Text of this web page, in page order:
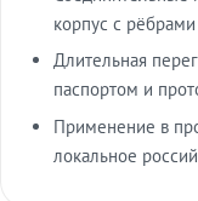
корпус с
Длительная
паспортом и
Применение в
локальное